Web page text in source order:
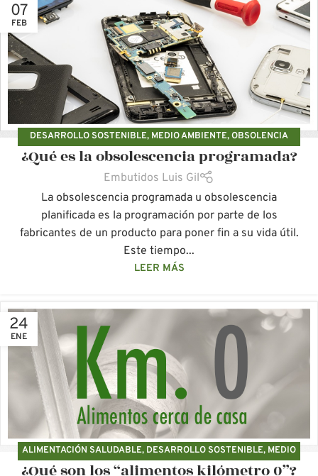
07
FEB
DESARROLLO SOSTENIBLE, MEDIO AMBIENTE,OBSOLENCIA
PROGRAMADA
¿Qué es la obsolescencia programada?
Embutidos Luis Gil
La obsolescencia programada u obsolescencia
planificada es la programación por parte de los
fabricantes de un producto para poner fin a su vida útil.
Este tiempo...
LEER MÁS
24
ENE
ALIMENTACIÓN SALUDABLE, DESARROLLO SOSTENIBLE, MEDIO
AMBIENTE,PRODUCTOS ECOLÓGICOS
¿Qué son los “alimentos kilómetro 0”?